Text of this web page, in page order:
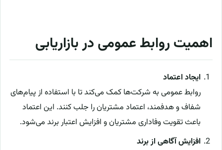
اهمیت روابط عمومی در بازاریابی
ایجاد اعتماد
روابط عمومی به شرکت‌ها کمک می‌کند تا با استفاده از پیام‌های
شفاف و هدفمند، اعتماد مشتریان را جلب کنند. این اعتماد
باعث تقویت وفاداری مشتریان و افزایش اعتبار برند می‌شود.
افزایش آگاهی از برند